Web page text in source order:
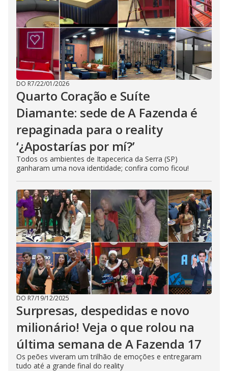
DO R7/22/01/2026
Quarto Coração e Suíte
Diamante: sede de A Fazenda é
repaginada para o reality
‘¿Apostarías por mí?’
Todos os ambientes de Itapecerica da Serra (SP)
ganharam uma nova identidade; confira como ficou!
DO R7/19/12/2025
Surpresas, despedidas e novo
milionário! Veja o que rolou na
última semana de A Fazenda 17
Os peões viveram um trilhão de emoções e entregaram
tudo até a grande final do reality